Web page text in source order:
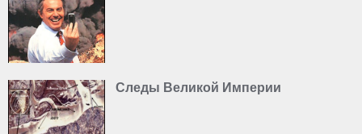
Следы Великой Империи